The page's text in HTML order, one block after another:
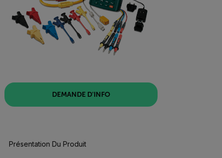
DEMANDE D'INFO
Présentation Du Produit